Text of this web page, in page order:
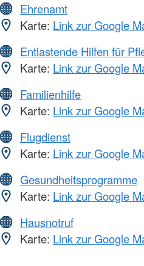
Ehrenamt
Karte: Link zur Google
Entlastende Hilfen für
Karte: Link zur Google
Familienhilfe
Karte: Link zur Google
Flugdienst
Karte: Link zur Google
Gesundheitsprogramme
Karte: Link zur Google
Hausnotruf
Karte: Link zur Google